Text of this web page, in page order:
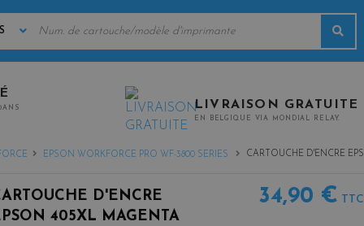
CLÉS
LIVRAISON GRATUITE
EN BELGIQUE VIA MONDIAL RELAY.
EPSON WORKFORCE PRO WF-3800 SERIES CARTOUCHE D'ENCRE
D'ENCRE
405XL MAGENTA
34,90 € TTC